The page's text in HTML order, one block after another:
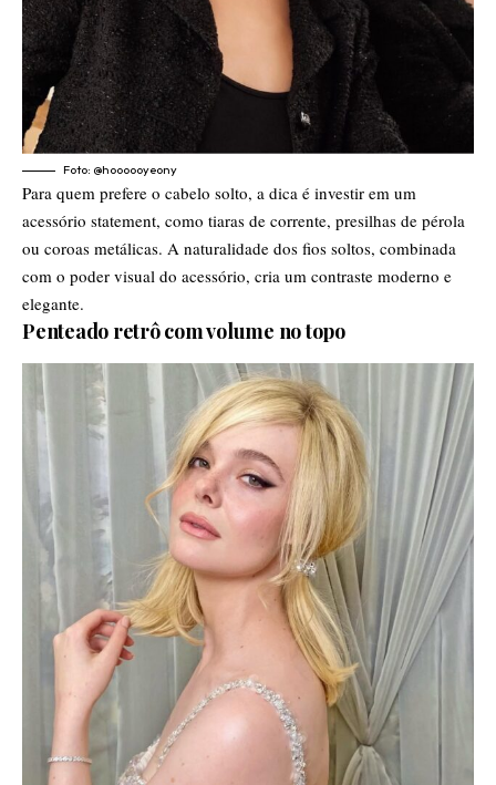
Foto: @hoooooyeony
Para quem prefere o cabelo solto, a dica é investir em um
acessório statement, como tiaras de corrente, presilhas de pérola
ou coroas metálicas. A naturalidade dos fios soltos, combinada
com o poder visual do acessório, cria um contraste moderno e
elegante.
Penteado retrô com volume no topo